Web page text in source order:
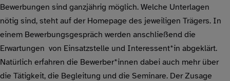
Bewerbungen sind ganzjährig möglich. Welche Unterlagen
nötig sind, steht auf der Homepage des jeweiligen Trägers. In
einem Bewerbungsgespräch werden anschließend die
Erwartungen von Einsatzstelle und Interessent*in abgeklärt.
Natürlich erfahren die Bewerber*innen dabei auch mehr über
die Tätigkeit, die Begleitung und die Seminare. Der Zusage